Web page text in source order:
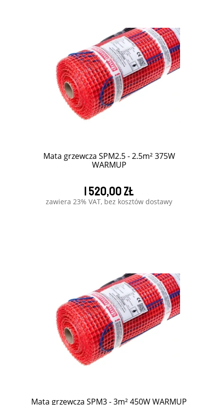
Mata grzewcza SPM2.5 - 2.5m² 375W
WARMUP
1 520,00 zł
zawiera 23% VAT, bez kosztów dostawy
Mata grzewcza SPM3 - 3m² 450W WARMUP